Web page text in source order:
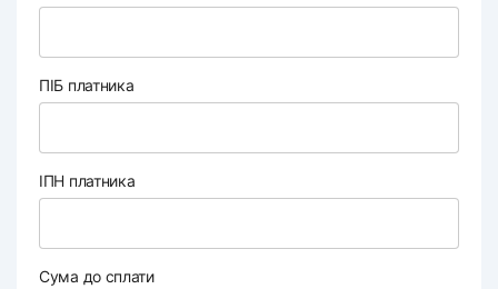
ПІБ платника
ІПН платника
Сума до сплати